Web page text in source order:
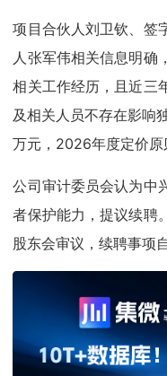
项目合伙人刘卫钦、签
人张军伟相关信息明确
相关工作经历，且近三
及相关人员不存在影响
万元，2026年度定价原
公司审计委员会认为中
者保护能力，提议续聘
股东会审议，续聘事项